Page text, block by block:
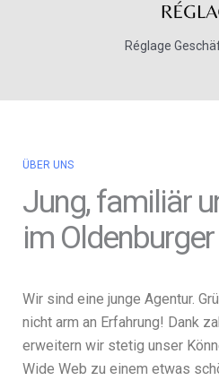
Réglage
ÜBER UNS
Jung, familiär
im
Wir sind eine junge Agentur.
nicht arm an Erfahrung! Dank
erweitern wir stetig unser
Wide Web zu einem etwas